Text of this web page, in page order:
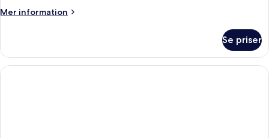
Mer information
Mer
Room
Standard
Se priser